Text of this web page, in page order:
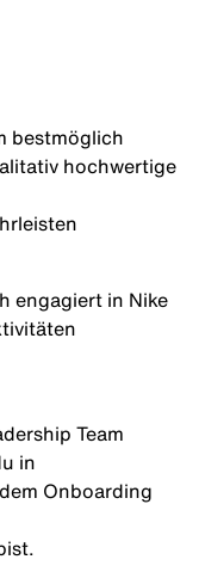
bestmöglich
hochwertige
engagiert in Nike
Team
in
Onboarding